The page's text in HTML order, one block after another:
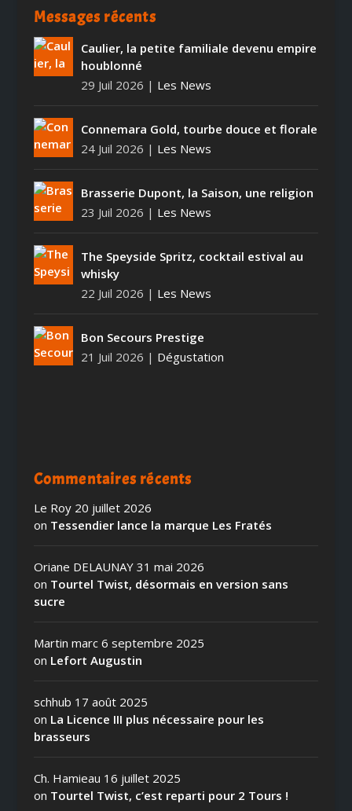
Messages récents
Caulier, la petite familiale devenu empire
houblonné
29 Juil 2026 | Les News
Connemara Gold, tourbe douce et florale
24 Juil 2026 | Les News
Brasserie Dupont, la Saison, une religion
23 Juil 2026 | Les News
The Speyside Spritz, cocktail estival au
whisky
22 Juil 2026 | Les News
Bon Secours Prestige
21 Juil 2026 | Dégustation
Commentaires récents
Le Roy 20 juillet 2026
on Tessendier lance la marque Les Fratés
Oriane DELAUNAY 31 mai 2026
on Tourtel Twist, désormais en version sans
sucre
Martin marc 6 septembre 2025
on Lefort Augustin
schhub 17 août 2025
on La Licence III plus nécessaire pour les
brasseurs
Ch. Hamieau 16 juillet 2025
on Tourtel Twist, c’est reparti pour 2 Tours !